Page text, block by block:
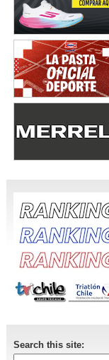
Search this site: